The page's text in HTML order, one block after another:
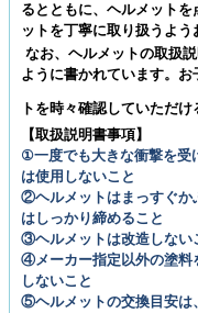
るとともに、ヘルメットを
ットを丁寧に取り扱うよう
なお、ヘルメットの取扱
ように書かれています。お
トを時々確認していただけ
【取扱説明書事項】
①一度でも大きな衝撃を受
は使用しないこと
②ヘルメットはまっすぐか
はしっかり締めること
③ヘルメットは改造しない
④メーカー指定以外の塗料
しないこと
⑤ヘルメットの交換目安は